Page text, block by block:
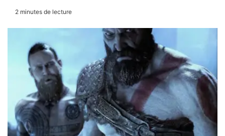
2 minutes de lecture